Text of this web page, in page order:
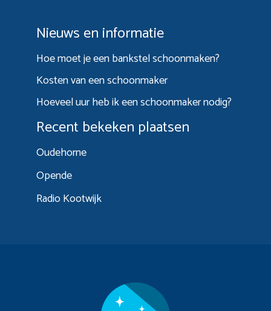
Nieuws en informatie
Hoe moet je een bankstel schoonmaken?
Kosten van een schoonmaker
Hoeveel uur heb ik een schoonmaker nodig?
Recent bekeken plaatsen
Oudehorne
Opende
Radio Kootwijk